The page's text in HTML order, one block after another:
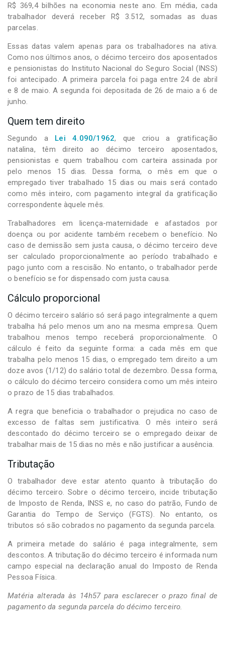
R$ 369,4 bilhões na economia neste ano. Em média, cada
trabalhador deverá receber R$ 3.512, somadas as duas
parcelas.
Essas datas valem apenas para os trabalhadores na ativa.
Como nos últimos anos, o décimo terceiro dos aposentados
e pensionistas do Instituto Nacional do Seguro Social (INSS)
foi antecipado. A primeira parcela foi paga entre 24 de abril
e 8 de maio. A segunda foi depositada de 26 de maio a 6 de
junho.
Quem tem direito
Segundo a Lei 4.090/1962, que criou a gratificação
natalina, têm direito ao décimo terceiro aposentados,
pensionistas e quem trabalhou com carteira assinada por
pelo menos 15 dias. Dessa forma, o mês em que o
empregado tiver trabalhado 15 dias ou mais será contado
como mês inteiro, com pagamento integral da gratificação
correspondente àquele mês.
Trabalhadores em licença-maternidade e afastados por
doença ou por acidente também recebem o benefício. No
caso de demissão sem justa causa, o décimo terceiro deve
ser calculado proporcionalmente ao período trabalhado e
pago junto com a rescisão. No entanto, o trabalhador perde
o benefício se for dispensado com justa causa.
Cálculo proporcional
O décimo terceiro salário só será pago integralmente a quem
trabalha há pelo menos um ano na mesma empresa. Quem
trabalhou menos tempo receberá proporcionalmente. O
cálculo é feito da seguinte forma: a cada mês em que
trabalha pelo menos 15 dias, o empregado tem direito a um
doze avos (1/12) do salário total de dezembro. Dessa forma,
o cálculo do décimo terceiro considera como um mês inteiro
o prazo de 15 dias trabalhados.
A regra que beneficia o trabalhador o prejudica no caso de
excesso de faltas sem justificativa. O mês inteiro será
descontado do décimo terceiro se o empregado deixar de
trabalhar mais de 15 dias no mês e não justificar a ausência.
Tributação
O trabalhador deve estar atento quanto à tributação do
décimo terceiro. Sobre o décimo terceiro, incide tributação
de Imposto de Renda, INSS e, no caso do patrão, Fundo de
Garantia do Tempo de Serviço (FGTS). No entanto, os
tributos só são cobrados no pagamento da segunda parcela.
A primeira metade do salário é paga integralmente, sem
descontos. A tributação do décimo terceiro é informada num
campo especial na declaração anual do Imposto de Renda
Pessoa Física.
Matéria alterada às 14h57 para esclarecer o prazo final de
pagamento da segunda parcela do décimo terceiro.